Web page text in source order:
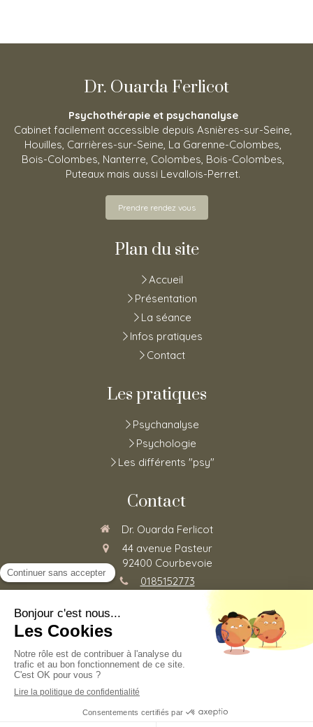
Dr. Ouarda Ferlicot
Psychothérapie et psychanalyse
Cabinet facilement accessible depuis Asnières-sur-Seine,
Houilles, Carrières-sur-Seine, La Garenne-Colombes,
Bois-Colombes, Nanterre, Colombes, Bois-Colombes,
Puteaux mais aussi Levallois-Perret.
Prendre rendez vous
Plan du site
Accueil
Présentation
La séance
Infos pratiques
Contact
Les pratiques
Psychanalyse
Psychologie
Les différents "psy"
Contact
Dr. Ouarda Ferlicot
44 avenue Pasteur
92400 Courbevoie
0185152773
DuLundiau à20h
©2020 Ouarda Ferlicot - Psychothérapie
Mentions légales